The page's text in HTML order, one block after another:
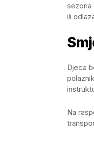
sezona
ili
Djeca
Na